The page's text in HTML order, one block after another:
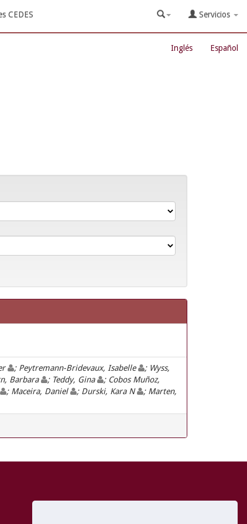
CEDES Servicios
Inglés Español
; Peytremann-Bridevaux, Isabelle
; Wyss,
Barbara ; Teddy, Gina
; Cobos Muñoz,
; Maceira, Daniel ; Durski, Kara N
; Marten,